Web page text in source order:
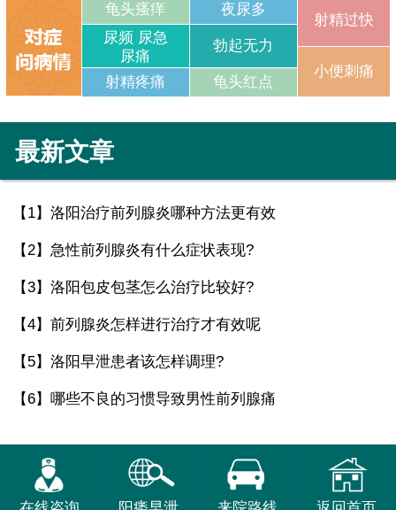
龟头瘙痒
夜尿多
尿频 尿急
尿痛
勃起无力
射精疼痛 龟头红点
射精过快
小便刺痛
最新文章
【1】 洛阳治疗前列腺炎哪种方法更有效
【2】 急性前列腺炎有什么症状表现?
【3】 洛阳包皮包茎怎么治疗比较好?
【4】 前列腺炎怎样进行治疗才有效呢
【5】 洛阳早泄患者该怎样调理?
【6】 哪些不良的习惯导致男性前列腺痛